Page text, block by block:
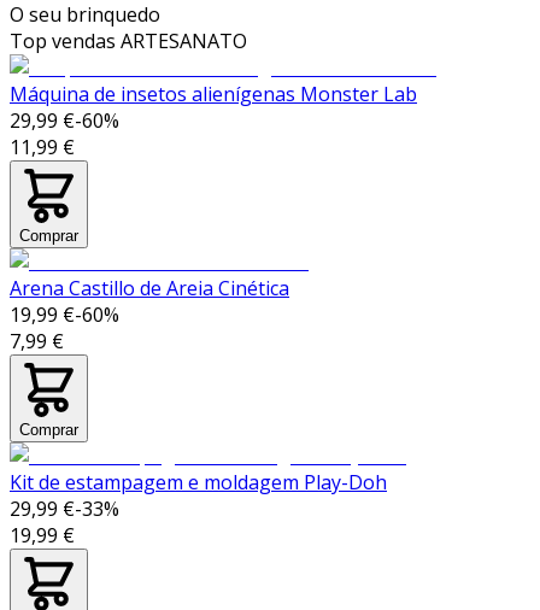
O seu brinquedo
Top vendas ARTESANATO
Máquina de insetos alienígenas Monster Lab
29,99 €-60%
11,99 €
Comprar
Arena Castillo de Areia Cinética
19,99 €-60%
7,99 €
Comprar
Kit de estampagem e moldagem Play-Doh
29,99 €-33%
19,99 €